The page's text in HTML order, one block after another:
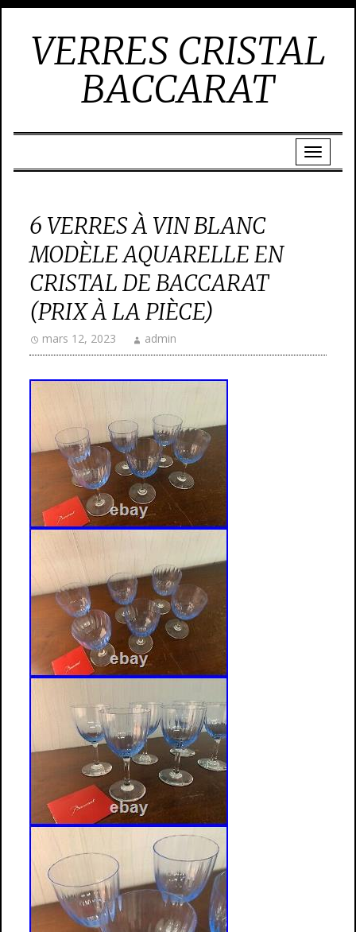
VERRES CRISTAL
BACCARAT
6 VERRES À VIN BLANC
MODÈLE AQUARELLE EN
CRISTAL DE BACCARAT
(PRIX À LA PIÈCE)
mars 12, 2023 admin